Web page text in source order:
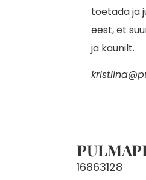
toetada ja
eest, et
ja kaunilt.
16863128